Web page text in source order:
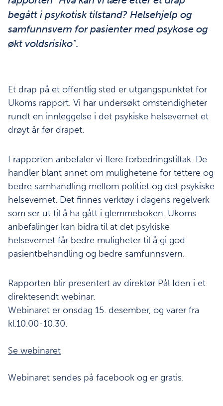
begått i psykotisk tilstand? Helsehjelp og
samfunnsvern for pasienter med psykose og
økt voldsrisiko".
Et drap på et offentlig sted er utgangspunktet for
Ukoms rapport. Vi har undersøkt omstendigheter
rundt en innleggelse i det psykiske helsevernet et
drøyt år før drapet.
I rapporten anbefaler vi flere forbedringstiltak. De
handler blant annet om mulighetene for tettere og
bedre samhandling mellom politiet og det psykiske
helsevernet. Det finnes verktøy i dagens regelverk
som ser ut til å ha gått i glemmeboken. Ukoms
anbefalinger kan bidra til at det psykiske
helsevernet får bedre muligheter til å gi god
pasientbehandling og bedre samfunnsvern.
Rapporten blir presentert av direktør Pål Iden i et
direktesendt webinar.
Webinaret er onsdag 15. desember, og varer fra
kl.10.00-10.30.
Se webinaret
Webinaret sendes på facebook og er gratis.